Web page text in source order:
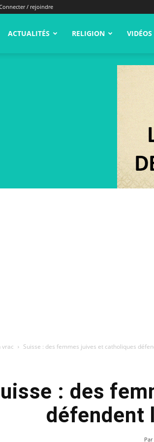
/ rejoindre
ACTUALITÉS RELIGION VIDÉOS
vrac Suisse : des femmes juives et catholiques
: des
défendent
Par